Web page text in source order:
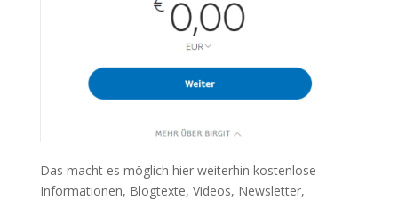
Das macht es möglich hier weiterhin kostenlose
Informationen, Blogtexte, Videos, Newsletter,